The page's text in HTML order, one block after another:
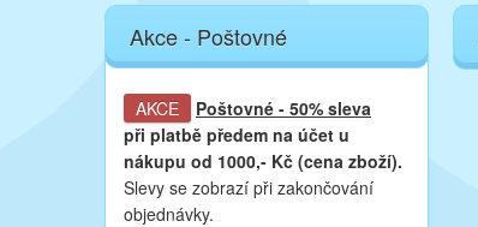
Akce - Poštovné
AKCE Poštovné - 50% sleva
při platbě předem na účet u
nákupu od 1000,- Kč (cena zboží).
Slevy se zobrazí při zakončování
objednávky.